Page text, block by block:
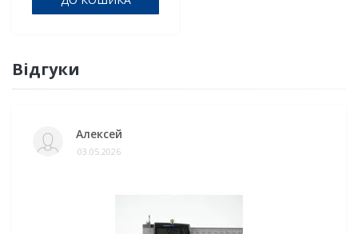
Відгуки
Алексей
03.05.2026